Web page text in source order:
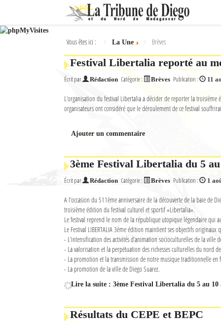
Ok
L'actualité à Diego Suarez
Vous êtes ici : La Une Brèves
Festival Libertalia reporté au
Écrit par Rédaction Catégorie : Brèves Publication : 11
L’organisation du festival Libertalia a décider de reporter la
organisateurs ont considéré que le déroulement de ce festival
Ajouter un commentaire
3ème Festival Libertalia du 5
Écrit par Rédaction Catégorie : Brèves Publication : 1
A l’occasion du 511ème anniversaire de la découverte de la baie de
troisième édition du festival culturel et sportif «Libertalia».
Le festival reprend le nom de la république utopique légendaire qui
Le Festival LIBERTALIA 3ème édition maintient ses objectifs originaux
- L’intensification des activités d’animation socioculturelles de la ville
- La valorisation et la perpétuation des richesses culturelles du nord
- La promotion et la transmission de notre musique traditionnelle en
- La promotion de la ville de Diego Suarez.
Lire la suite : 3ème Festival Libertalia du 5 au 10
Résultats du CEPE et BEPC